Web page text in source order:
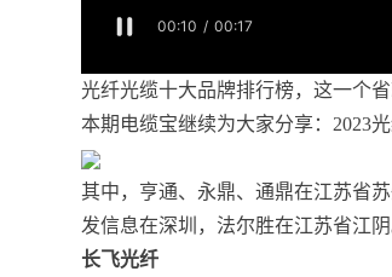
光纤光缆十大品牌排行榜，这一个省
本期电缆宝继续为大家分享：2023
其中，亨通、永鼎、通鼎在江苏省
发信息在深圳，法尔胜在江苏省江
长飞光纤